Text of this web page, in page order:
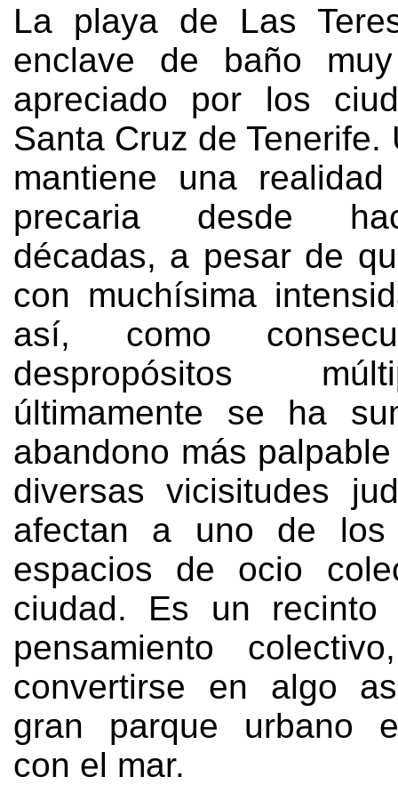
La playa de Las
enclave de baño
apreciado por los
Santa Cruz de Tenerife.
mantiene una realidad
precaria desde
décadas, a pesar de
con muchísima
así, como
despropósitos
últimamente se ha
abandono más
diversas vicisitudes
afectan a uno de los
espacios de ocio
ciudad. Es un recinto
pensamiento colectivo
convertirse en algo
gran parque urbano
con el mar.